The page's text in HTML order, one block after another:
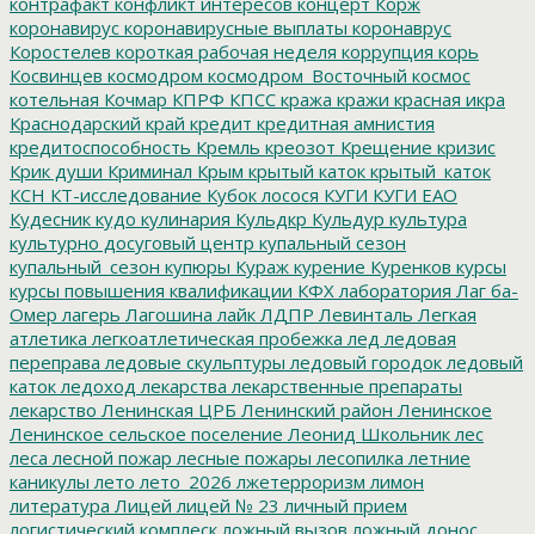
коронавирус коронавирусные выплаты коронаврус
Коростелев короткая рабочая неделя коррупция корь
Косвинцев космодром космодром_Восточный космос
котельная Кочмар КПРФ КПСС кража кражи красная икра
Краснодарский край кредит кредитная амнистия
кредитоспособность Кремль креозот Крещение кризис
Крик души Криминал Крым крытый каток крытый_каток
КСН КТ-исследование Кубок лосося КУГИ КУГИ ЕАО
Кудесник кудо кулинария Кульдкр Кульдур культура
культурно досуговый центр купальный сезон
купальный_сезон купюры Кураж курение Куренков курсы
курсы повышения квалификации КФХ лаборатория Лаг ба-
Омер лагерь Лагошина лайк ЛДПР Левинталь Легкая
атлетика легкоатлетическая пробежка лед ледовая
переправа ледовые скульптуры ледовый городок ледовый
каток ледоход лекарства лекарственные препараты
лекарство Ленинская ЦРБ Ленинский район Ленинское
Ленинское сельское поселение Леонид Школьник лес
леса лесной пожар лесные пожары лесопилка летние
каникулы лето лето_2026 лжетерроризм лимон
литература Лицей лицей № 23 личный прием
логистический комплеск ложный вызов ложный донос